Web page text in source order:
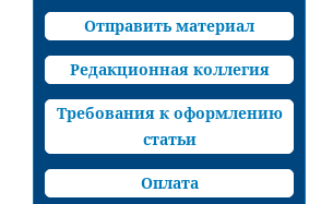
Отправить материал
Редакционная коллегия
Требования к оформлению
статьи
Оплата